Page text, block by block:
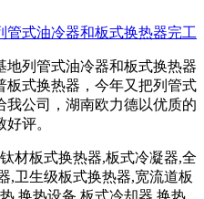
地列管式油冷器和板式换热器
板式换热器，今年又把列管式
公司，湖南欧力德以优质的
评。